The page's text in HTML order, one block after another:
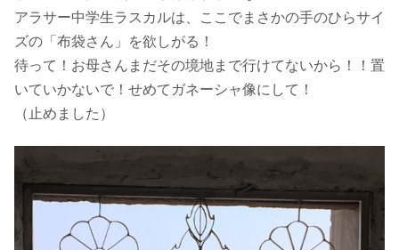
アラサー中学生ラスカルは、ここでまさかの手のひらサイ
ズの「布袋さん」を欲しがる！
待って！お母さんまだその境地まで行けてないから！！置
いていかないで！せめてガネーシャ像にして！
（止めました）